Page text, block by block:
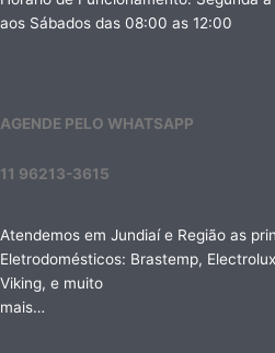
aos Sábados das 08:00 as 12:00
AGENDE PELO WHATSAPP
11 96213-3615
Atendemos em Jundiaí e Região as
Eletrodomésticos: Brastemp,
Viking, e muito
mais…